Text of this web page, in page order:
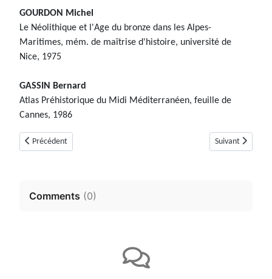
GOURDON Michel
Le Néolithique et l'Age du bronze dans les Alpes-
Maritimes, mém. de maîtrise d'histoire, université de
Nice, 1975
GASSIN Bernard
Atlas Préhistorique du Midi Méditerranéen, feuille de
Cannes, 1986
Article précédent : Tumulus de Clauds (Cabris, Alpes-Maritimes)
Précédent Article suivant :
Suivant
Comments (0)